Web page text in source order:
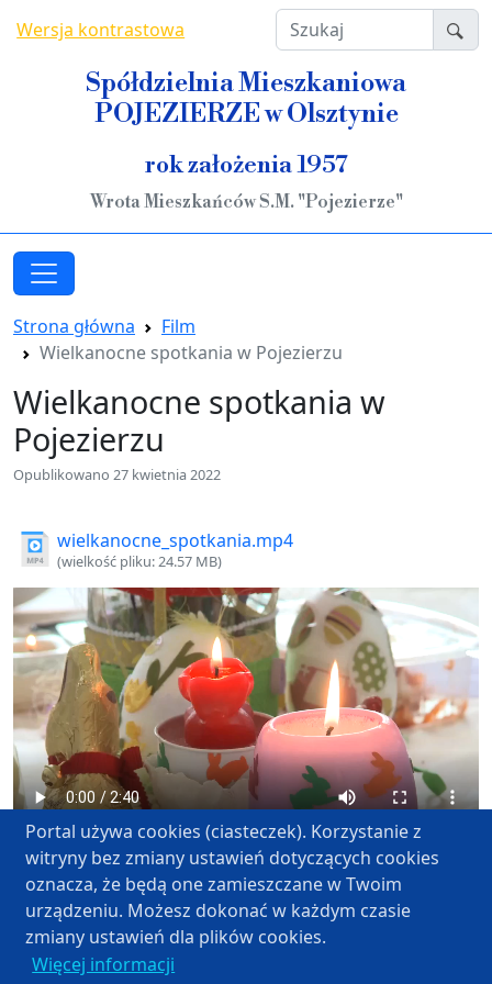
Portal używa cookies (ciasteczek). Korzystanie z
witryny bez zmiany ustawień dotyczących cookies
oznacza, że będą one zamieszczane w Twoim
urządzeniu. Możesz dokonać w każdym czasie
zmiany ustawień dla plików cookies.
Więcej informacji
Wersja kontrastowa Szukaj
Spółdzielnia Mieszkaniowa
POJEZIERZE w Olsztynie
rok założenia 1957
Wrota Mieszkańców S.M. "Pojezierze"
Strona główna
Film
Wielkanocne spotkania w Pojezierzu
Wielkanocne spotkania w
Pojezierzu
Opublikowano 27 kwietnia 2022
wielkanocne_spotkania.mp4
(wielkość pliku: 24.57 MB)
Regulamin Polityka Prywatności